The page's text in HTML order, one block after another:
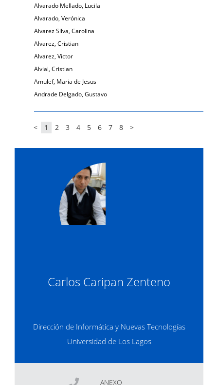
Alvarado Mellado, Lucila
Alvarado, Verónica
Alvarez Silva, Carolina
Alvarez, Cristian
Alvarez, Victor
Alvial, Cristian
Amulef, Maria de Jesus
Andrade Delgado, Gustavo
< 1 2 3 4 5 6 7 8 >
Carlos Caripan Zenteno
Dirección de Informática y Nuevas Tecnologías
Universidad de Los Lagos
ANEXO